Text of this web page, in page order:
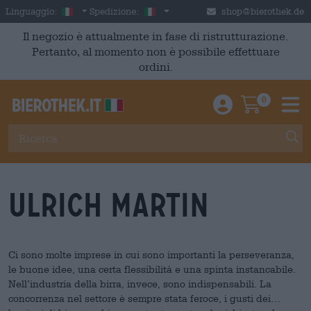
Skip to main content
Linguaggio: Italian
Spedizione: Italia shop@bierothek.de
Il negozio è attualmente in fase di ristrutturazione.
Pertanto, al momento non è possibile effettuare
ordini.
Einloggen /
0
Ulrich Martin
Ci sono molte imprese in cui sono importanti la perseveranza,
le buone idee, una certa flessibilità e una spinta instancabile.
Nell’industria della birra, invece, sono indispensabili. La
concorrenza nel settore è sempre stata feroce, i gusti dei